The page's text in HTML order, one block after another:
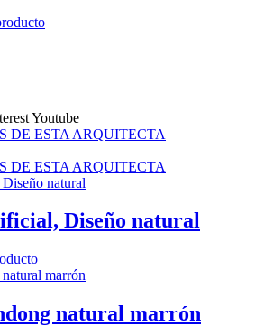
Youtube
DE ESTA ARQUITECTA
DE ESTA ARQUITECTA
Diseño natural
natural marrón